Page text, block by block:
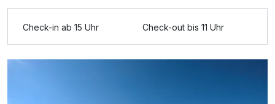
Ausstattung
Check-in ab 15 Uhr Check-out bis 11 Uhr